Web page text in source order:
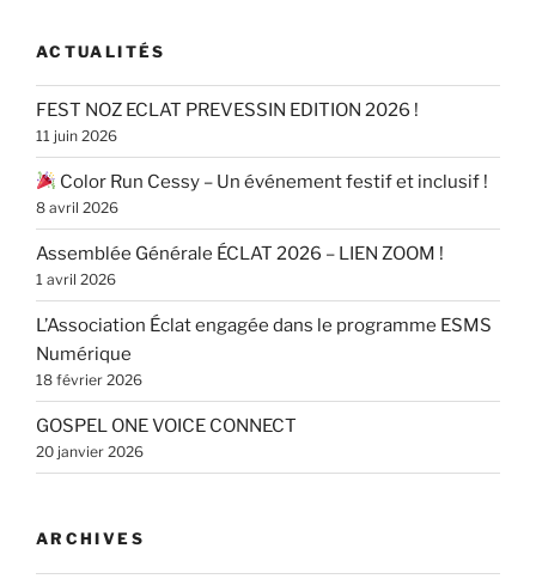
ACTUALITÉS
FEST NOZ ECLAT PREVESSIN EDITION 2026 !
11 juin 2026
Color Run Cessy – Un événement festif et inclusif !
8 avril 2026
Assemblée Générale ÉCLAT 2026 – LIEN ZOOM !
1 avril 2026
L’Association Éclat engagée dans le programme ESMS
Numérique
18 février 2026
GOSPEL ONE VOICE CONNECT
20 janvier 2026
ARCHIVES